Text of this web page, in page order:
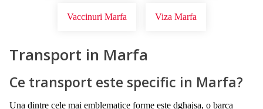
Vaccinuri Marfa Viza Marfa
Transport in Marfa
Ce transport este specific in Marfa?
Una dintre cele mai emblematice forme este dgħajsa, o barca